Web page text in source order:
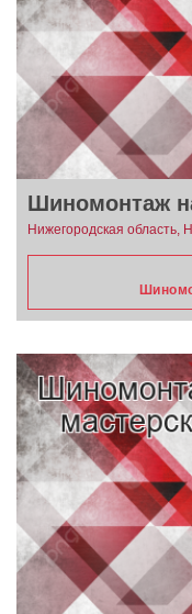
Шиномонтаж
Нижегородская область,